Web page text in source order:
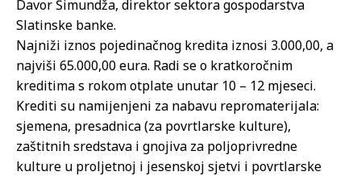
Davor Šimundža, direktor sektora gospodarstva
Slatinske banke.
Najniži iznos pojedinačnog kredita iznosi 3.000,00, a
najviši 65.000,00 eura. Radi se o kratkoročnim
kreditima s rokom otplate unutar 10 – 12 mjeseci.
Krediti su namijenjeni za nabavu repromaterijala:
sjemena, presadnica (za povrtlarske kulture),
zaštitnih sredstava i gnojiva za poljoprivredne
kulture u proljetnoj i jesenskoj sjetvi i povrtlarske